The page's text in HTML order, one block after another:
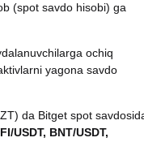
(spot savdo hisobi) ga
ochiq
yagona savdo
da Bitget spot
USDT, BNT/USDT,